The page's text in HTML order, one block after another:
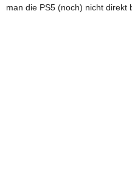
man die PS5 (noch) nicht direkt